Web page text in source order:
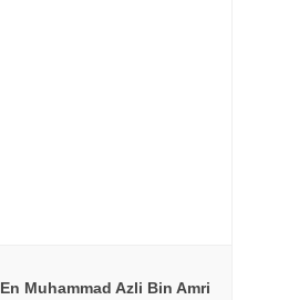
En Muhammad Azli Bin Amri